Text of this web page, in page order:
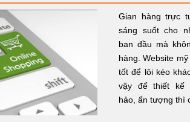
Gian hàng trực
sáng suốt cho
ban đầu mà
hàng. Website
tốt để lôi kéo
vậy để thiết kế
hảo, ấn tượng thì